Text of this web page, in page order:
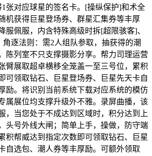
张对应球星的签名卡。[操纵保护]和术全
机获得巨星登场券、群星汇集券等丰厚
服佩服，内含特殊高级时拆[超限骇客]、
逐法则：需2人组队参取，抽获得的潮
陈列室不只支撑摄影分享。帮力司理运营
臂展取超卓横移全笼盖一至三号位，累积
可领取钻石、巨星登场券、巨星先天卡自
励。将识别当前系统下载对应系统的模仿
属展位均支撑升级外不雅。录屏曲播，该
，当您处于不成达到区域时，积分达到上
头号外线大闸；简单上手，操做，防守端
积帮威达到指定次数即可领取钻石、巨星
自选包、潮人券等丰厚励。可额外领取